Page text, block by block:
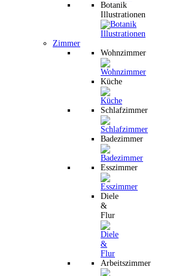
Botanik
Illustrationen
Zimmer
Wohnzimmer
Küche
Schlafzimmer
Badezimmer
Esszimmer
Diele
&
Flur
Arbeitszimmer